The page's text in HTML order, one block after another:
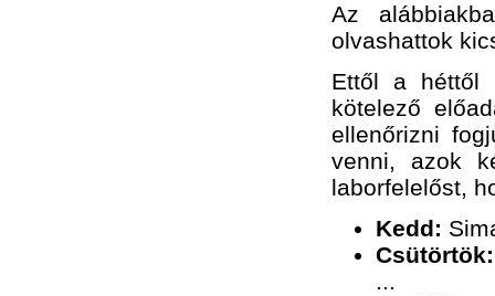
Az
olvashattok
Ettől a héttől
kötelező
ellenőrizni
venni, azok
laborfelelőst,
Kedd:
Csütörtök:
...